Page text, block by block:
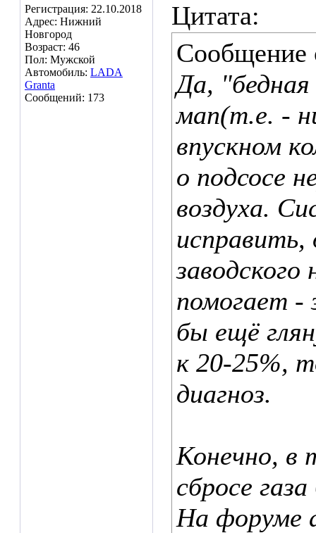
Регистрация: 22.10.2018
Адрес: Нижний
Новгород
Возраст: 46
Пол: Мужской
Автомобиль: LADA
Granta
Сообщений: 173
Цитата:
Сообщение
Да,
мап(т.е. -
впускном
о подсосе
воздуха.
исправить,
помогает -
бы ещё
к 20-25%,
диагноз.
Конечно, в
сбросе
На форуме